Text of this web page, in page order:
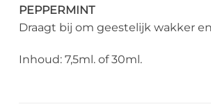
PEPPERMINT
Draagt bij om geestelijk wakker
Inhoud: 7,5ml. of 30ml.